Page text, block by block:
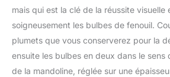
mais qui est la clé de la réussite
soigneusement les bulbes de fenouil.
plumets que vous conserverez pour la
ensuite les bulbes en deux dans le sens
de la mandoline, réglée sur une